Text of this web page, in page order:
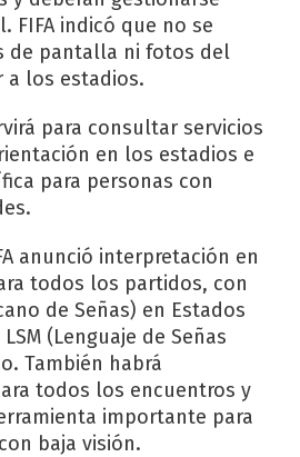
FIFA indicó que no se
de pantalla ni fotos del
a los estadios.
para consultar servicios
en los estadios e
para personas con
anunció interpretación en
todos los partidos, con
de Señas) en Estados
(Lenguaje de Señas
También habrá
todos los encuentros y
importante para
baja visión.